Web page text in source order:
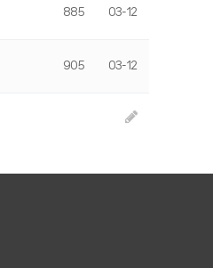
885 03-12
905 03-12